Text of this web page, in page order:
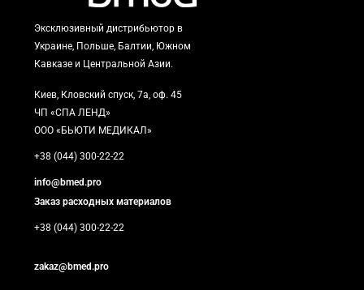
Эксклюзивный дистрибьютор в
Украине, Польше, Балтии, Южном
Кавказе и Центральной Азии.
Киев, Кловский спуск, 7а, оф. 45
ЧП «СПА ЛЕНД»
ООО «БЬЮТИ МЕДИКАЛ»
+38 (044) 300-22-22
info@bmed.pro
Заказ расходных материалов
+38 (044) 300-22-22
zakaz@bmed.pro